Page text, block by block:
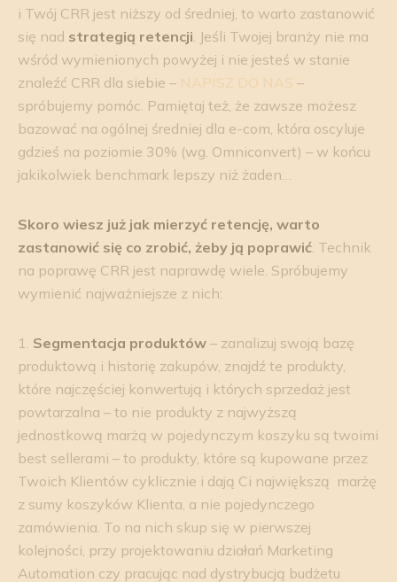
i Twój CRR jest niższy od średniej, to warto zastanowić
się nad strategią retencji . Jeśli Twojej branży nie ma
wśród wymienionych powyżej i nie jesteś w stanie
znaleźć CRR dla siebie – NAPISZ DO NAS –
spróbujemy pomóc. Pamiętaj też, że zawsze możesz
bazować na ogólnej średniej dla e-com, która oscyluje
gdzieś na poziomie 30% (wg. Omniconvert) – w końcu
jakikolwiek benchmark lepszy niż żaden…
Skoro wiesz już jak mierzyć retencję, warto
zastanowić się co zrobić, żeby ją poprawić . Technik
na poprawę CRR jest naprawdę wiele. Spróbujemy
wymienić najważniejsze z nich:
1. Segmentacja produktów – zanalizuj swoją bazę
produktową i historię zakupów, znajdź te produkty,
które najczęściej konwertują i których sprzedaż jest
powtarzalna – to nie produkty z najwyższą
jednostkową marżą w pojedynczym koszyku są twoimi
best sellerami – to produkty, które są kupowane przez
Twoich Klientów cyklicznie i dają Ci największą marżę
z sumy koszyków Klienta, a nie pojedynczego
zamówienia. To na nich skup się w pierwszej
kolejności, przy projektowaniu działań Marketing
Automation czy pracując nad dystrybucją budżetu